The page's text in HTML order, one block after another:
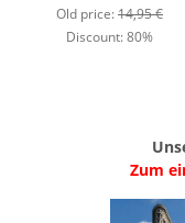
Old price:14,95 €
Discount:80%
Zum